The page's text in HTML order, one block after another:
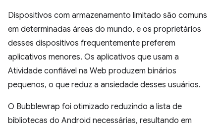
Dispositivos com armazenamento limitado são comuns
em determinadas áreas do mundo, e os proprietários
desses dispositivos frequentemente preferem
aplicativos menores. Os aplicativos que usam a
Atividade confiável na Web produzem binários
pequenos, o que reduz a ansiedade desses usuários.
O Bubblewrap foi otimizado reduzindo a lista de
bibliotecas do Android necessárias, resultando em